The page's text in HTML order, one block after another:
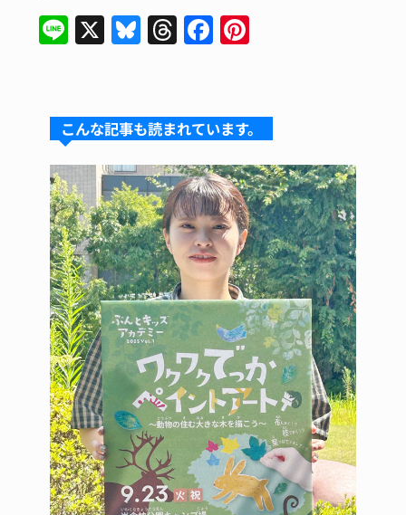
Li X Bl
s
k
y
T
a
d
s
F
e
b
o
o
k
re
st
こんな記事も読まれています。